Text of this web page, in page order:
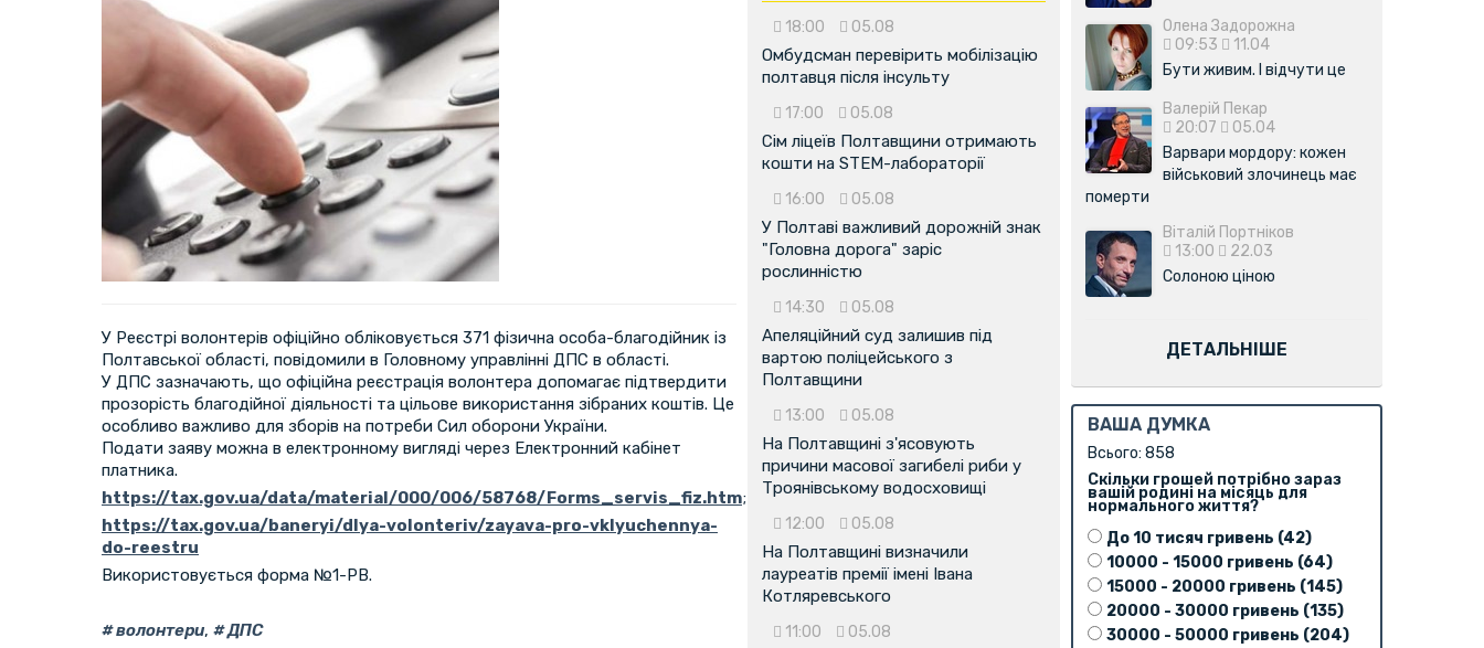
У Реєстрі волонтерів офіційно обліковується 371 фізична особа-благодійник із
Полтавської області, повідомили в Головному управлінні ДПС в області.
У ДПС зазначають, що офіційна реєстрація волонтера допомагає підтвердити
прозорість благодійної діяльності та цільове використання зібраних коштів. Це
особливо важливо для зборів на потреби Сил оборони України.
Подати заяву можна в електронному вигляді через Електронний кабінет
платника.
https://tax.gov.ua/data/material/000/006/58768/Forms_servis_fiz.htm;
https://tax.gov.ua/baneryi/dlya-volonteriv/zayava-pro-vklyuchennya-
do-reestru
Використовується форма №1-РВ.
волонтери, ДПС
18:00 05.08
Омбудсман перевірить мобілізацію
полтавця після інсульту
17:00 05.08
Сім ліцеїв Полтавщини отримають
кошти на STEM-лабораторії
16:00 05.08
У Полтаві важливий дорожній знак
"Головна дорога" заріс
рослинністю
14:30 05.08
Апеляційний суд залишив під
вартою поліцейського з
Полтавщини
13:00 05.08
На Полтавщині з'ясовують
причини масової загибелі риби у
Троянівському водосховищі
12:00 05.08
На Полтавщині визначили
лауреатів премії імені Івана
Котляревського
11:00 05.08
Олена Задорожна
09:53
11.04
Бути живим. І відчути це
Валерій Пекар
20:07
05.04
Варвари мордору: кожен
військовий злочинець має
померти
Віталій Портніков
13:00
22.03
Солоною ціною
ДЕТАЛЬНІШЕ
ВАША ДУМКА
Всього: 858
Скільки грошей потрібно зараз
вашій родині на місяць для
нормального життя?
До 10 тисяч гривень (42)
10000 - 15000 гривень (64)
15000 - 20000 гривень (145)
20000 - 30000 гривень (135)
30000 - 50000 гривень (204)